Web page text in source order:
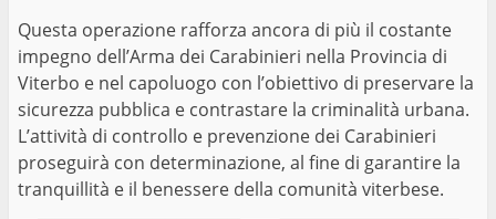
Questa operazione rafforza ancora di più il costante
impegno dell’Arma dei Carabinieri nella Provincia di
Viterbo e nel capoluogo con l’obiettivo di preservare la
sicurezza pubblica e contrastare la criminalità urbana.
L’attività di controllo e prevenzione dei Carabinieri
proseguirà con determinazione, al fine di garantire la
tranquillità e il benessere della comunità viterbese.